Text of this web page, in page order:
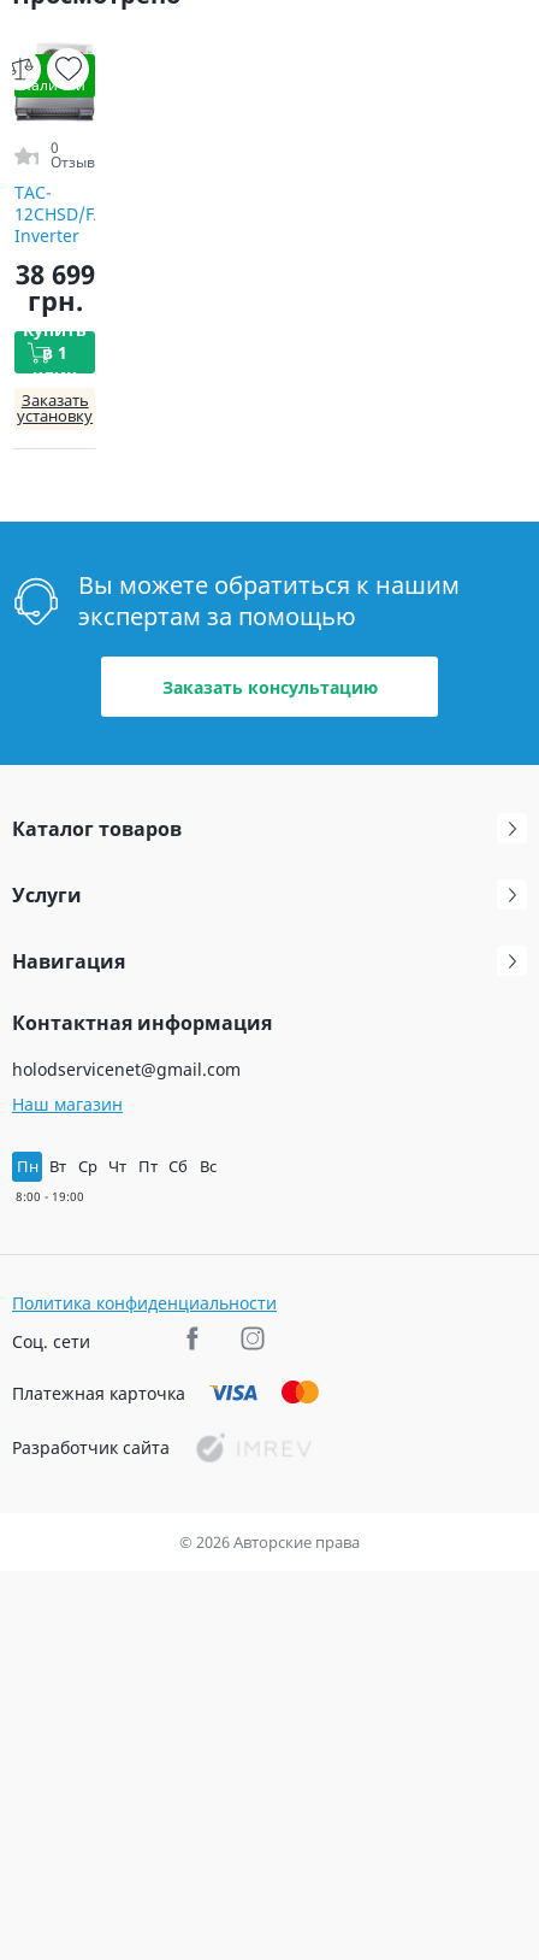
В
наличии
0
Отзыв
TAC-
12CHSD/FAI
Inverter
38 699
грн.
Купить
в 1
клик
Заказать
установку
Вы можете обратиться к нашим
экспертам за помощью
Заказать консультацию
Каталог товаров
Услуги
Навигация
Контактная информация
holodservicenet@gmail.com
Наш магазин
Пн Вт Ср Чт Пт Сб Вс
Политика конфиденциальности
Соц. сети
Платежная карточка
Разработчик сайта
© 2026 Авторские права